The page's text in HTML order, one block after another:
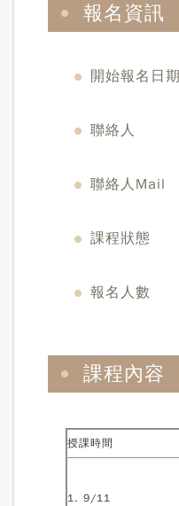
報名資訊
開始報名日期
聯絡人
聯絡人Mail
課程狀態
報名人數
課程內容
授課時間
1. 9/11